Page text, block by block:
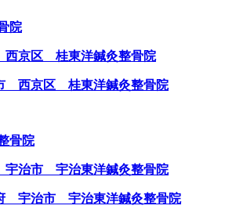
院
京区 桂東洋鍼灸整骨院
西京区 桂東洋鍼灸整骨院
骨院
治市 宇治東洋鍼灸整骨院
宇治市 宇治東洋鍼灸整骨院